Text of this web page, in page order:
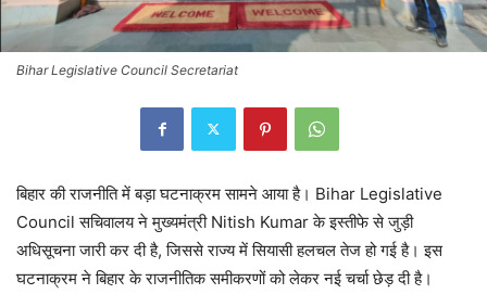
Bihar Legislative Council Secretariat
बिहार की राजनीति में बड़ा घटनाक्रम सामने आया है। Bihar Legislative
Council सचिवालय ने मुख्यमंत्री Nitish Kumar के इस्तीफे से जुड़ी
अधिसूचना जारी कर दी है, जिससे राज्य में सियासी हलचल तेज हो गई है। इस
घटनाक्रम ने बिहार के राजनीतिक समीकरणों को लेकर नई चर्चा छेड़ दी है।